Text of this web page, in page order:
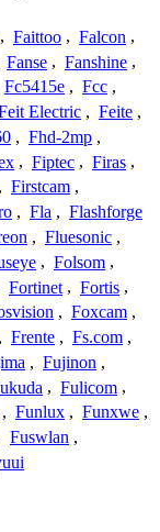
, Faittoo , Falcon ,
Fanse , Fanshine ,
Fc5415e , Fcc ,
Electric , Feite ,
, Fhd-2mp ,
, Fiptec , Firas ,
, Firstcam ,
, Fla , Flashforge
, Fluesonic ,
, Folsom ,
Fortinet , Fortis ,
, Foxcam ,
, Frente , Fs.com ,
, Fujinon ,
, Fulicom ,
, Funlux , Funxwe ,
Fuswlan ,